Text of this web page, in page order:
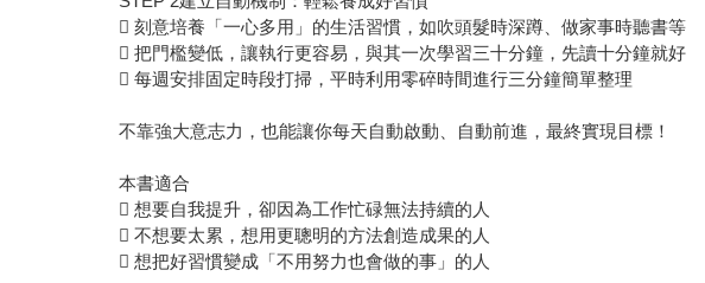
 刻意培養「一心多用」的生活習慣，如吹頭髮時深蹲、做家事時聽書等
 把門檻變低，讓執行更容易，與其一次學習三十分鐘，先讀十分鐘就好
 每週安排固定時段打掃，平時利用零碎時間進行三分鐘簡單整理
不靠強大意志力，也能讓你每天自動啟動、自動前進，最終實現目標！
本書適合
 想要自我提升，卻因為工作忙碌無法持續的人
 不想要太累，想用更聰明的方法創造成果的人
 想把好習慣變成「不用努力也會做的事」的人